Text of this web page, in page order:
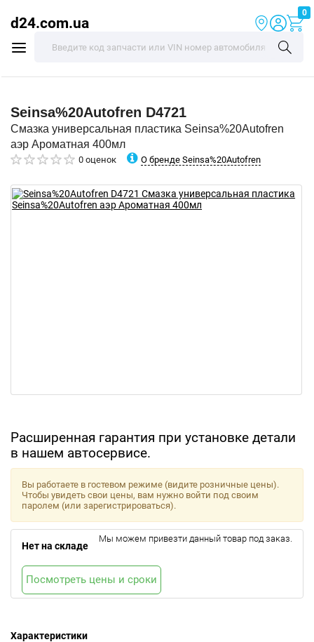
d24.com.ua
0
Seinsa%20Autofren D4721
Смазка универсальная пластика Seinsa%20Autofren
аэр Ароматная 400мл
0 оценок О бренде Seinsa%20Autofren
Расширенная гарантия при установке детали
в нашем автосервисе.
Характеристики
Вы работаете в гостевом режиме (видите розничные цены).
Чтобы увидеть свои цены, вам нужно войти под своим
паролем (или зарегистрироваться).
Нет на складе
Мы можем привезти данный товар под заказ.
Посмотреть цены и сроки